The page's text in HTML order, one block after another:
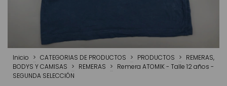
Inicio > CATEGORIAS DE PRODUCTOS > PRODUCTOS > REMERAS,
BODYS Y CAMISAS > REMERAS > Remera ATOMIK - Talle 12 años -
SEGUNDA SELECCIÓN